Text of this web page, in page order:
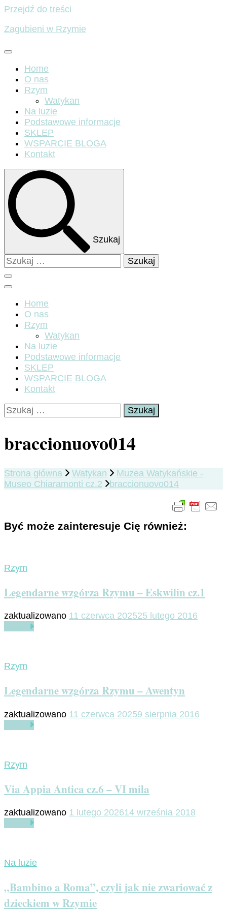
Przejdź do treści
Zagubieni w Rzymie
Home
O nas
Rzym
Watykan
Na luzie
Podstawowe informacje
SKLEP
WSPARCIE BLOGA
Kontakt
Szukaj
Szukaj:
Home
O nas
Rzym
Watykan
Na luzie
Podstawowe informacje
SKLEP
WSPARCIE BLOGA
Kontakt
Szukaj:
braccionuovo014
Strona główna Watykan
Muzea Watykańskie -
Museo Chiaramonti cz.2
braccionuovo014
Być może zainteresuje Cię również:
Rzym
Legendarne wzgórza Rzymu – Eskwilin cz.1
zaktualizowano 11 czerwca 202525 lutego 2016
Rzym
Legendarne wzgórza Rzymu – Awentyn
zaktualizowano 11 czerwca 20259 sierpnia 2016
Rzym
Via Appia Antica cz.6 – VI mila
zaktualizowano 1 lutego 202614 września 2018
Na luzie
„Bambino a Roma”, czyli jak nie zwariować z
dzieckiem w Rzymie